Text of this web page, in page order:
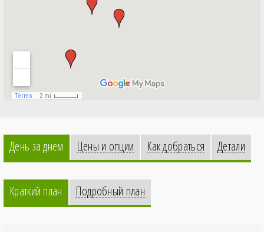
День за днем Цены и опции Как добраться Детали
Краткий план Подробный план